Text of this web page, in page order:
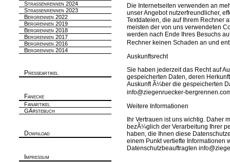
Strassenrennen 2024
Strassenrennen 2023
Bergrennen 2022
Bergrennen 2019
Bergrennen 2018
Bergrennen 2017
Bergrennen 2016
Bergrennen 2014
Presseartikel
Fanecke
Fanartikel
GÃ¤stebuch
Download
Impressum
Die Internetseiten verwenden an
unser Angebot nutzerfreundlicher,
Textdateien, die auf Ihrem Rechner
meisten der von uns verwendeten
werden nach Ende Ihres Besuchs
Rechner keinen Schaden an und
Auskunftsrecht
Sie haben jederzeit das Recht auf
gespeicherten Daten, deren
Auskunft Ã¼ber die gespeicherten
info@ziegenruecker-
Weitere Informationen
Ihr Vertrauen ist uns wichtig. Daher
bezÃ¼glich der Verarbeitung Ihrer
haben, die Ihnen diese
einem Punkt vertiefte Informationen
Datenschutzbeauftragten